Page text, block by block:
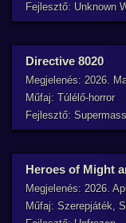
Fejlesztő: Unknown
Directive 8020
Megjelenés: 2026.
Műfaj: Túlélő-horror
Fejlesztő:
Heroes of Might
Megjelenés: 2026.
Műfaj: Szerepjáték,